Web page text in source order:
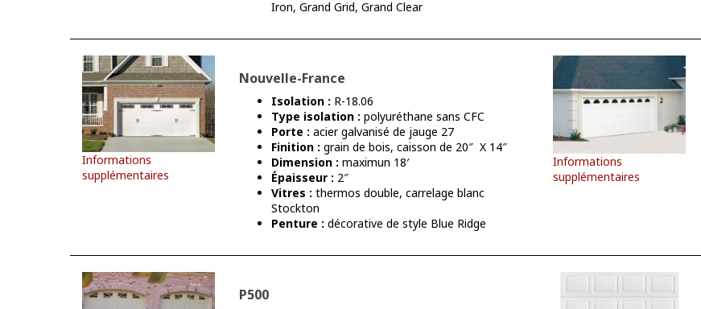
Iron, Grand Grid, Grand Clear
Informations
supplémentaires
Nouvelle-France
Isolation : R-18.06
Type isolation : polyuréthane sans CFC
Porte : acier galvanisé de jauge 27
Finition : grain de bois, caisson de 20″ X 14″
Dimension : maximun 18′
Épaisseur : 2″
Vitres : thermos double, carrelage blanc
Stockton
Penture : décorative de style Blue Ridge
Informations
supplémentaires
P500